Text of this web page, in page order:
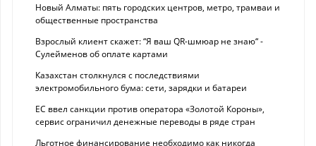
Новый Алматы: пять городских центров, метро, трамваи и
общественные пространства
Взрослый клиент скажет: “Я ваш QR-шмюар не знаю“ -
Сулейменов об оплате картами
Казахстан столкнулся с последствиями
электромобильного бума: сети, зарядки и батареи
ЕС ввел санкции против оператора «Золотой Короны»,
сервис ограничил денежные переводы в ряде стран
Льготное финансирование необходимо как никогда